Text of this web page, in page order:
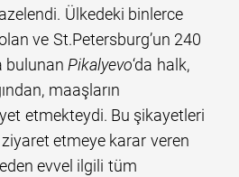
Ülkedeki binlerce
ve St.Petersburg’un 240
bulunan Pikalyevo‘da halk,
maaşların
etmekteydi. Bu şikayetleri
etmeye karar veren
evvel ilgili tüm